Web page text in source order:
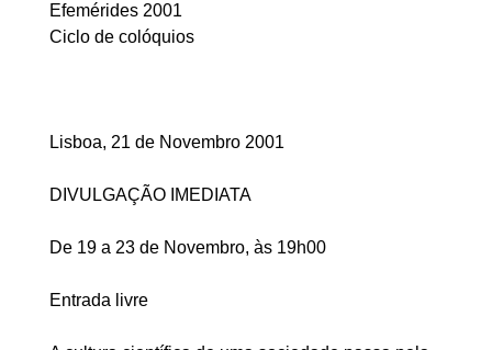
Efemérides 2001
Ciclo de colóquios
Lisboa, 21 de Novembro 2001
DIVULGAÇÃO IMEDIATA
De 19 a 23 de Novembro, às 19h00
Entrada livre